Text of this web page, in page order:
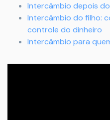
Intercâmbio depois
Intercâmbio do filho:
controle do dinheiro
Intercâmbio para